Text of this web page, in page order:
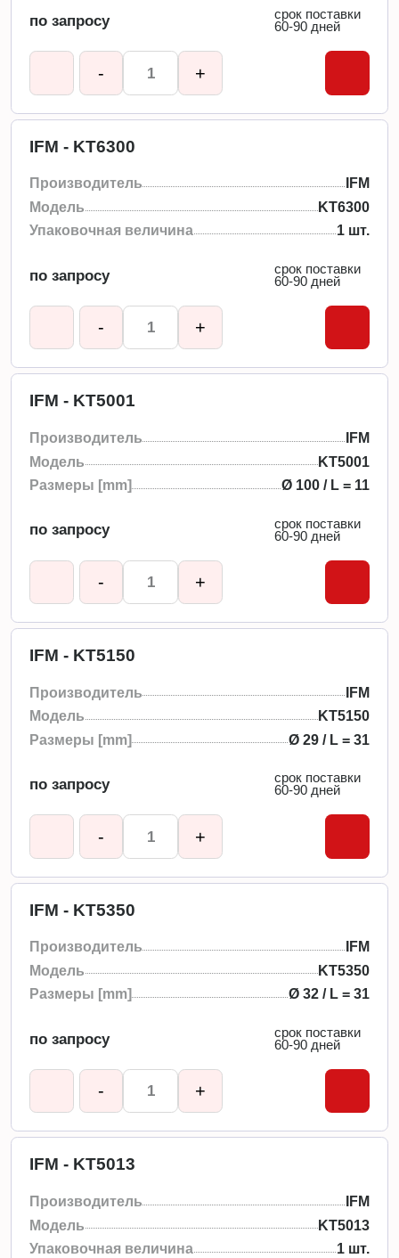
по запросу
срок поставки
60-90 дней
- +
IFM - KT6300
Производитель
IFM
Модель
KT6300
Упаковочная величина
1 шт.
по запросу
срок поставки
60-90 дней
- +
IFM - KT5001
Производитель
IFM
Модель
KT5001
Размеры [mm]
Ø 100 / L = 11
по запросу
срок поставки
60-90 дней
- +
IFM - KT5150
Производитель
IFM
Модель
KT5150
Размеры [mm]
Ø 29 / L = 31
по запросу
срок поставки
60-90 дней
- +
IFM - KT5350
Производитель
IFM
Модель
KT5350
Размеры [mm]
Ø 32 / L = 31
по запросу
срок поставки
60-90 дней
- +
IFM - KT5013
Производитель
IFM
Модель
KT5013
Упаковочная величина
1 шт.